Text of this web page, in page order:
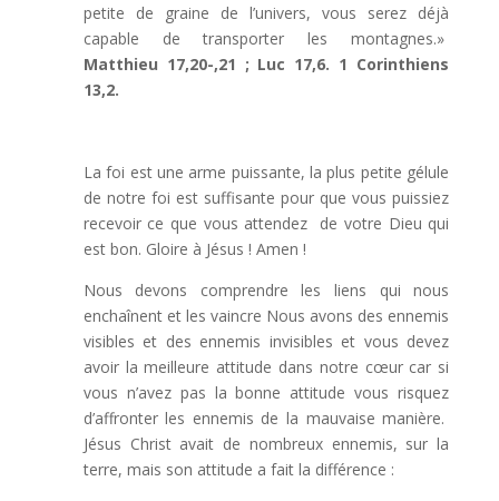
petite de graine de l’univers, vous serez déjà
capable de transporter les montagnes.»
Matthieu 17,20-,21 ; Luc 17,6. 1 Corinthiens
13,2.
La foi est une arme puissante, la plus petite gélule
de notre foi est suffisante pour que vous puissiez
recevoir ce que vous attendez de votre Dieu qui
est bon. Gloire à Jésus ! Amen !
Nous devons comprendre les liens qui nous
enchaînent et les vaincre Nous avons des ennemis
visibles et des ennemis invisibles et vous devez
avoir la meilleure attitude dans notre cœur car si
vous n’avez pas la bonne attitude vous risquez
d’affronter les ennemis de la mauvaise manière.
Jésus Christ avait de nombreux ennemis, sur la
terre, mais son attitude a fait la différence :